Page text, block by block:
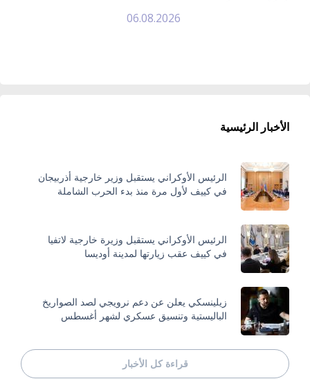
06.08.2026
الأخبار الرئيسية
الرئيس الأوكراني يستقبل وزير خارجية أذربيجان
في كييف لأول مرة منذ بدء الحرب الشاملة
الرئيس الأوكراني يستقبل وزيرة خارجية لاتفيا
في كييف عقب زيارتها لمدينة أوديسا
زيلينسكي يعلن عن دعم نرويجي لصد الصواريخ
الباليستية وتنسيق عسكري لشهر أغسطس
قراءة كل الأخبار